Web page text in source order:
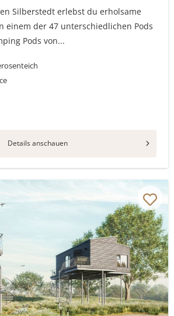
Silberstedt erlebst du erholsame
einem der 47 unterschiedlichen Pods
Pods von...
Details anschauen